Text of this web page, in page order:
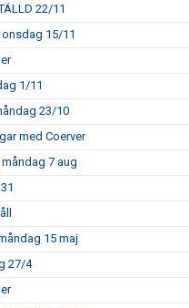
22/11
15/11
1/11
23/10
med Coerver
7 aug
15 maj
27/4